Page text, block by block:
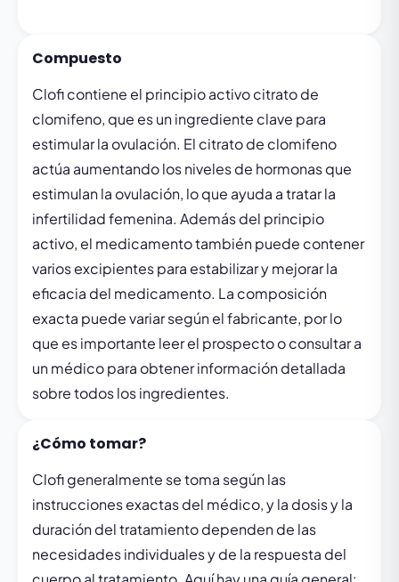
Compuesto
Clofi contiene el principio activo citrato de
clomifeno, que es un ingrediente clave para
estimular la ovulación. El citrato de clomifeno
actúa aumentando los niveles de hormonas que
estimulan la ovulación, lo que ayuda a tratar la
infertilidad femenina. Además del principio
activo, el medicamento también puede contener
varios excipientes para estabilizar y mejorar la
eficacia del medicamento. La composición
exacta puede variar según el fabricante, por lo
que es importante leer el prospecto o consultar a
un médico para obtener información detallada
sobre todos los ingredientes.
¿Cómo tomar?
Clofi generalmente se toma según las
instrucciones exactas del médico, y la dosis y la
duración del tratamiento dependen de las
necesidades individuales y de la respuesta del